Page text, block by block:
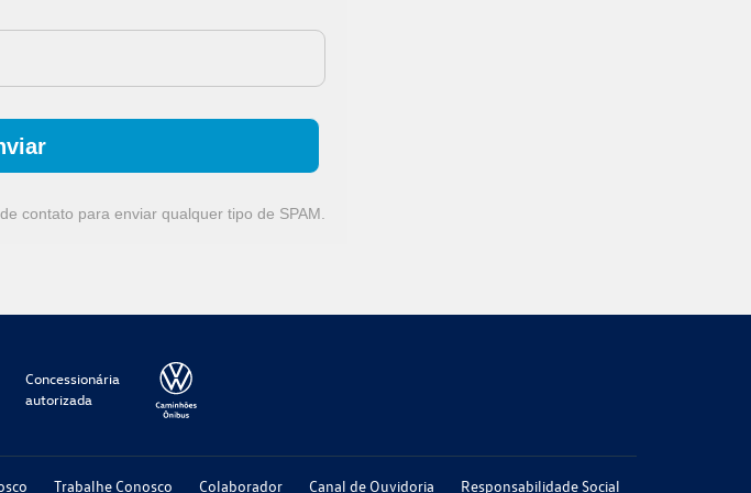
contato para enviar qualquer tipo de SPAM.
Concessionária
autorizada
Trabalhe Conosco Colaborador Canal de Ouvidoria Responsabilidade Social